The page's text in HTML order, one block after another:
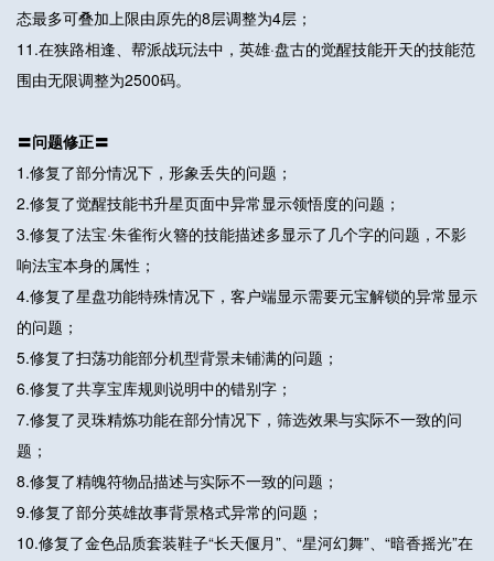
态最多可叠加上限由原先的8层调整为4层；
11.在狭路相逢、帮派战玩法中，英雄·盘古的觉醒技能开天的技能范
围由无限调整为2500码。
〓问题修正〓
1.修复了部分情况下，形象丢失的问题；
2.修复了觉醒技能书升星页面中异常显示领悟度的问题；
3.修复了法宝·朱雀衔火簪的技能描述多显示了几个字的问题，不影
响法宝本身的属性；
4.修复了星盘功能特殊情况下，客户端显示需要元宝解锁的异常显示
的问题；
5.修复了扫荡功能部分机型背景未铺满的问题；
6.修复了共享宝库规则说明中的错别字；
7.修复了灵珠精炼功能在部分情况下，筛选效果与实际不一致的问
题；
8.修复了精魄符物品描述与实际不一致的问题；
9.修复了部分英雄故事背景格式异常的问题；
10.修复了金色品质套装鞋子“长天偃月”、“星河幻舞”、“暗香摇光”在